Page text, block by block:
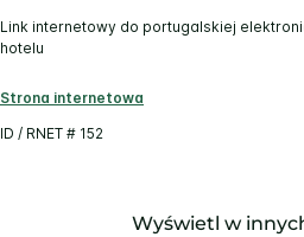
Link internetowy do portugalskiej
hotelu
Strona internetowa
ID / RNET # 152
Wyświetl w